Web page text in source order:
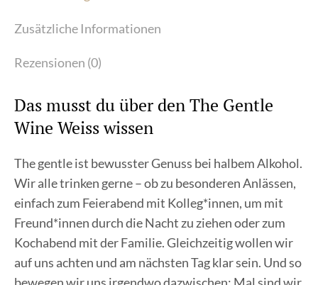
Zusätzliche Informationen
Rezensionen (0)
Das musst du über den The Gentle
Wine Weiss wissen
The gentle ist bewusster Genuss bei halbem Alkohol.
Wir alle trinken gerne – ob zu besonderen Anlässen,
einfach zum Feierabend mit Kolleg*innen, um mit
Freund*innen durch die Nacht zu ziehen oder zum
Kochabend mit der Familie. Gleichzeitig wollen wir
auf uns achten und am nächsten Tag klar sein. Und so